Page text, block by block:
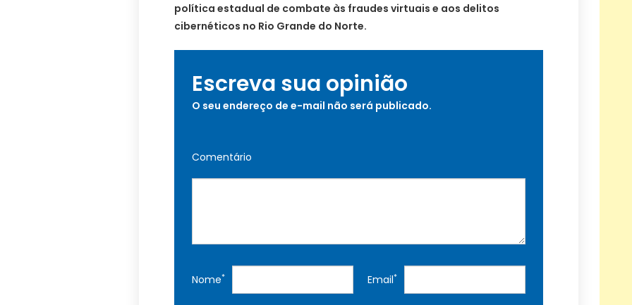
política estadual de combate às fraudes virtuais e aos delitos
cibernéticos no Rio Grande do Norte.
Escreva sua opinião
O seu endereço de e-mail não será publicado.
Comentário
Nome* Email*